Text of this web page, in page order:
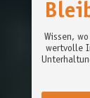
Wissen,
wertvolle